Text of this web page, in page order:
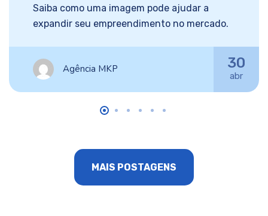
Saiba como uma imagem pode ajudar a
expandir seu empreendimento no mercado.
Agência MKP 30
abr
MAIS POSTAGENS